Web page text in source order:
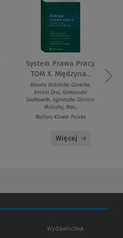
System Prawa Pracy.
TOM X. Międzyna...
Renata Babińska-Górecka,
Antoni Dral, Aleksander
Gadkowski, Agnieszka Górnicz-
Mulcahy, Mar...
Wolters Kluwer Polska
Więcej
Wydawnictwa